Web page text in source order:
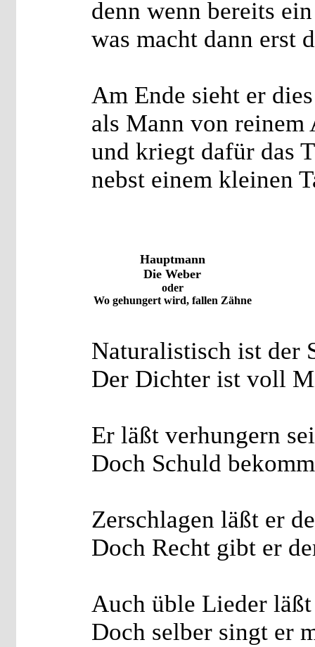
denn wenn bereits
was macht dann erst
Am Ende sieht er
als Mann von reinem
und kriegt dafür das
nebst einem kleinen
Hauptmann
Die Weber
oder
Wo gehungert wird, fallen Zähne
Naturalistisch ist der
Der Dichter ist voll
Er läßt verhungern
Doch Schuld
Zerschlagen läßt er
Doch Recht gibt er
Auch üble Lieder
Doch selber singt er